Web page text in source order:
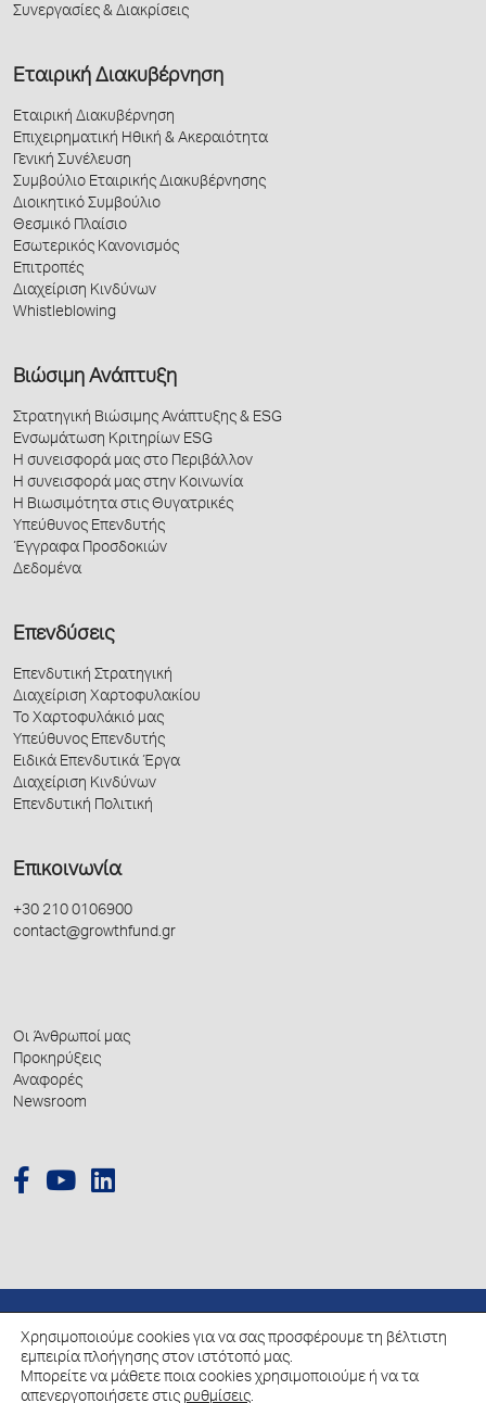
Συνεργασίες & Διακρίσεις
Εταιρική Διακυβέρνηση
Εταιρική Διακυβέρνηση
Επιχειρηματική Ηθική & Ακεραιότητα
Γενική Συνέλευση
Συμβούλιο Εταιρικής Διακυβέρνησης
Διοικητικό Συμβούλιο
Θεσμικό Πλαίσιο
Εσωτερικός Κανονισμός
Επιτροπές
Διαχείριση Κινδύνων
Whistleblowing
Βιώσιμη Ανάπτυξη
Στρατηγική Βιώσιμης Ανάπτυξης & ESG
Ενσωμάτωση Κριτηρίων ESG
Η συνεισφορά μας στο Περιβάλλον
Η συνεισφορά μας στην Κοινωνία
Η Βιωσιμότητα στις Θυγατρικές
Υπεύθυνος Επενδυτής
Έγγραφα Προσδοκιών
Δεδομένα
Επενδύσεις
Επενδυτική Στρατηγική
Διαχείριση Χαρτοφυλακίου
Το Χαρτοφυλάκιό μας
Υπεύθυνος Επενδυτής
Ειδικά Επενδυτικά Έργα
Διαχείριση Κινδύνων
Επενδυτική Πολιτική
Επικοινωνία
+30 210 0106900
contact@growthfund.gr
Οι Άνθρωποί μας
Προκηρύξεις
Αναφορές
Newsroom
© 2026 Hellenic Growth Fund.
Πολιτική για την επεξεργασία των Δεδομένων Προσωπικού Χαρακτήρα
Χρησιμοποιούμε cookies για να σας προσφέρουμε τη βέλτιστη
εμπειρία πλοήγησης στον ιστότοπό μας.
Μπορείτε να μάθετε ποια cookies χρησιμοποιούμε ή να τα
απενεργοποιήσετε στις ρυθμίσεις.